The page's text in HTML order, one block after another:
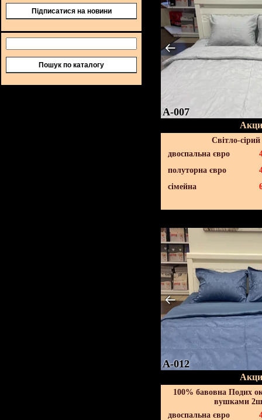
Підписатися на новини
Пошук по каталогу
A-007
Світло-
двоспальна євро
полуторна євро
сімейна
A-012
100% бавовна Подих
вушками
двоспальна євро